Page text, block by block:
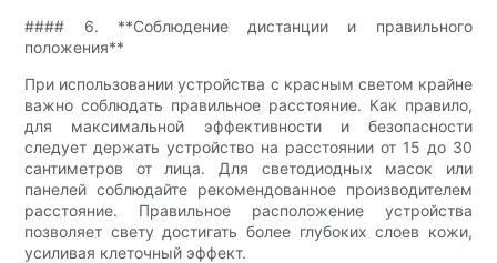
#### 6. **Соблюдение дистанции и правильного
положения**
При использовании устройства с красным светом крайне
важно соблюдать правильное расстояние. Как правило,
для максимальной эффективности и безопасности
следует держать устройство на расстоянии от 15 до 30
сантиметров от лица. Для светодиодных масок или
панелей соблюдайте рекомендованное производителем
расстояние. Правильное расположение устройства
позволяет свету достигать более глубоких слоев кожи,
усиливая клеточный эффект.